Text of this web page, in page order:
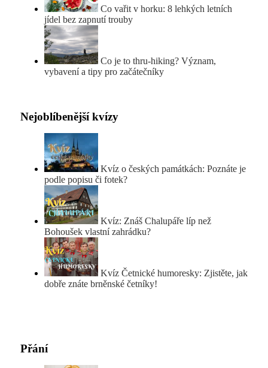
Co vařit v horku: 8 lehkých letních
jídel bez zapnutí trouby
Co je to thru-hiking? Význam,
vybavení a tipy pro začátečníky
Nejoblíbenější kvízy
Kvíz o českých památkách: Poznáte je
podle popisu či fotek?
Kvíz: Znáš Chalupáře líp než
Bohoušek vlastní zahrádku?
Kvíz Četnické humoresky: Zjistěte, jak
dobře znáte brněnské četníky!
Přání